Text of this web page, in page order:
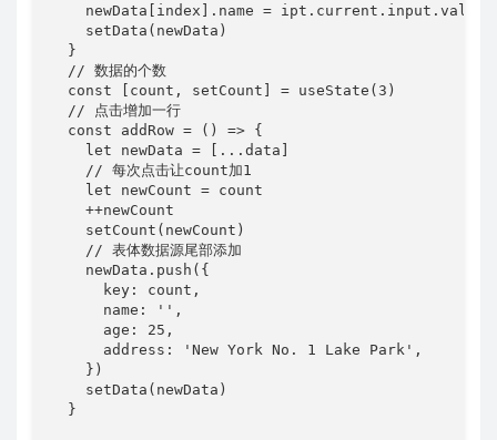
    newData[index].name = ipt.current.input.value
    setData(newData)
  }
  // 数据的个数
  const [count, setCount] = useState(3)
  // 点击增加一行
  const addRow = () => {
    let newData = [...data]
    // 每次点击让count加1
    let newCount = count
    ++newCount
    setCount(newCount)
    // 表体数据源尾部添加
    newData.push({
      key: count,
      name: '',
      age: 25,
      address: 'New York No. 1 Lake Park',
    })
    setData(newData)
  }